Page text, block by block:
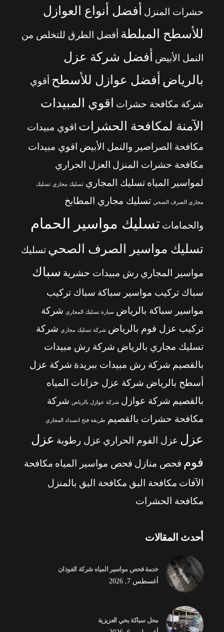
حشرات المنزل
أفضل أنواع العوازل
للأسطح المبلطة أفضل الطرق للتخلص من
النمل الأبيض
أفضل شركة عزل
بالرياض أفضل عوازل للأسطح أقوي
شركة مكافحة حشرات
اقوي المبيدات
الآمنة لمكافحة الحشرات اقوي مبيدات
مكافحة الصراصير والنمل الأبيض اقوي مبيدات
مكافحة حشرات المنزل العزل الحراري
لمواسير المياه تسليك المجاري تسليك مجاري تسليك
مجاري الصرف الصحي تسليك مجاري المطابخ
والحمامات تسليك مواسير الحمام
تسليك مواسير الصرف الصحي تسليك
مواسير المجاري رش مبيدات حشرية سباك
سباك تركيب مواسير سباكة سباك تركيب
مواسير سباكة بالرياض سيارة تسليك المجاري شركة
تركيب عزل فوم بالرياض شركة تسليك مجاري شركة
تسليك مجاري بالرياض شركة رش مبيدات
بالقصيم شركة رش مبيدات ببريدة شركة عزل
أسطح بالرياض شركة عزل خزانات المياه
بالقصيم شركة عوازل شركة عوازل بالرياض شركة
مكافحة حشرات بالقصيم
طريقة فتح انسداد المجاري
عزل عزل الفوم الحراري عزل رطوبة عزل
فوم فحص منازل فحص مواسير المياه مكافحة
الآفات مكافحة البق مكافحة البق بالمنزل
مكافحة الحشرات
أحدث المقالات
خدمة فحص مواسير المياه شركة الفوذان
أغسطس 7, 2026
محل سباكة بحي العزيزية